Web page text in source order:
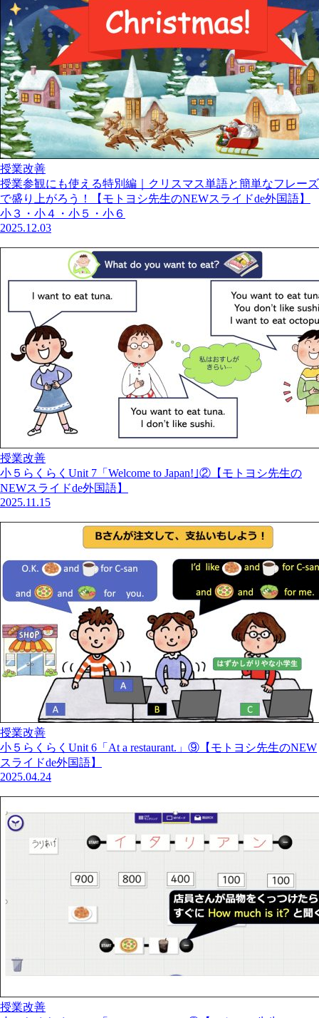
授業改善
授業参観にも使える特別編｜クリスマス単語と簡単なフレーズ
で盛り上がろう！【モトヨシ先生のNEWスライドde外国語】
小３・小４・小５・小６
2025.12.03
授業改善
小５らくらくUnit 7「Welcome to Japan!｣②【モトヨシ先生の
NEWスライドde外国語】
2025.11.15
授業改善
小５らくらくUnit 6「At a restaurant.」⑨【モトヨシ先生のNEW
スライドde外国語】
2025.04.24
授業改善